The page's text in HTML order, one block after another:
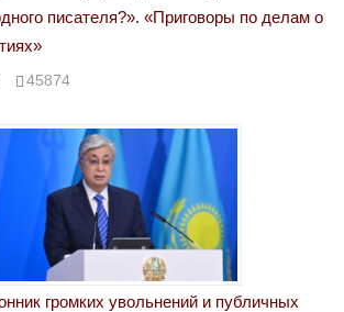
писателя?». «Приговоры по делам о
45874
громких увольнений и публичных